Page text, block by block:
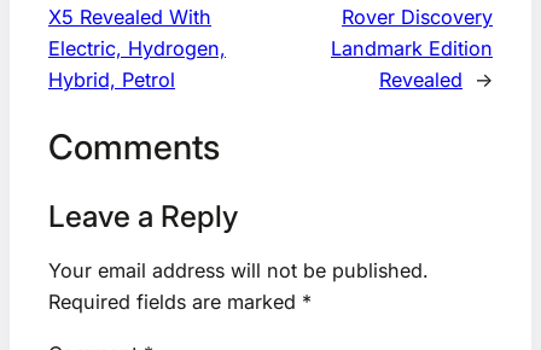
X5 Revealed With
Electric, Hydrogen,
Hybrid, Petrol
Rover Discovery
Landmark Edition
Revealed
→
Comments
Leave a Reply
Your email address will not be published.
Required fields are marked *